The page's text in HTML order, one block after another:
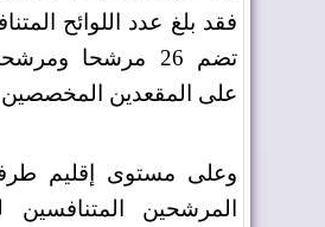
تضم 26 مرشحا
على المقعدين المخصصين
وعلى مستوى إقليم